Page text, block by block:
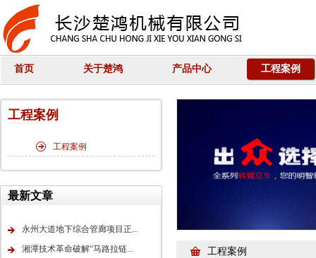
首页 关于楚鸿 产品中心 工程案例
工程案例
工程案例
最新文章
永州大道地下综合管廊项目正...
湘潭技术革命破解“马路拉链... 工程案例